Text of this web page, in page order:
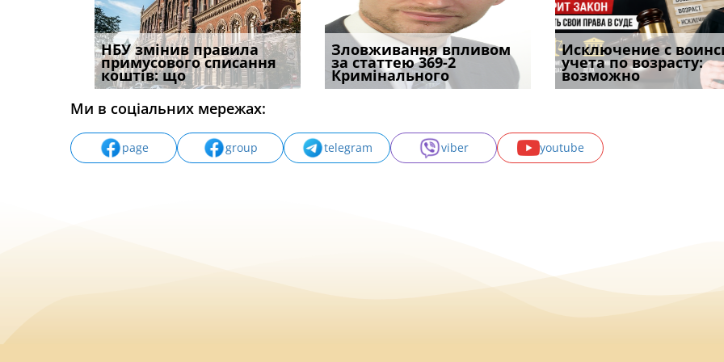
НБУ змінив правила
примусового списання
коштів: що
Якщо суд встановив для
відшкодування шкоди
наявніс
Документи, на яких не
проставляється
апостиль: пер
Водії можуть отримати
компенсацію за
незаконні дії
Зловживання впливом
за статтею 369-2
Кримінального
Переоформлення
відстрочки за іншою
підставою: нов
Особливості захисту у
кримінальному
провадженні: я
Исключение с
учета по возрасту:
возможно
Восьмий ААС
підтвердив, що
може скас
Ми в соціальних мережах:
page group telegram viber youtube